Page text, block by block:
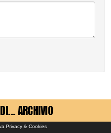
ARCHIVIO
Privacy & Cookies